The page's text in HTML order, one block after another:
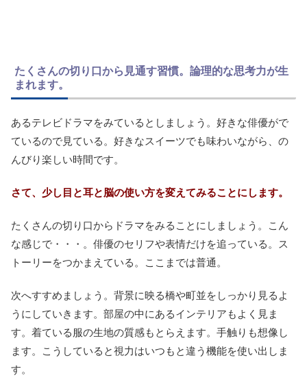
たくさんの切り口から見通す習慣。論理的な思考力が生
まれます。
あるテレビドラマをみているとしましょう。好きな俳優がで
ているので見ている。好きなスイーツでも味わいながら、の
んびり楽しい時間です。
さて、少し目と耳と脳の使い方を変えてみることにします。
たくさんの切り口からドラマをみることにしましょう。こん
な感じで・・・。俳優のセリフや表情だけを追っている。ス
トーリーをつかまえている。ここまでは普通。
次へすすめましょう。背景に映る橋や町並をしっかり見るよ
うにしていきます。部屋の中にあるインテリアもよく見ま
す。着ている服の生地の質感もとらえます。手触りも想像し
ます。こうしていると視力はいつもと違う機能を使い出しま
す。